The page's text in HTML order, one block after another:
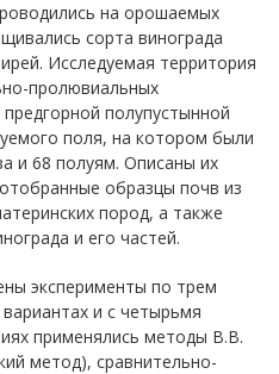
на орошаемых
сорта винограда
Исследуемая территория
пролювиальных
полупустынной
поля, на котором были
и 68 полуям. Описаны их
образцы почв из
пород, а также
и его частей.
эксперименты по трем
и с четырьмя
применялись методы В.В.
метод), сравнительно-